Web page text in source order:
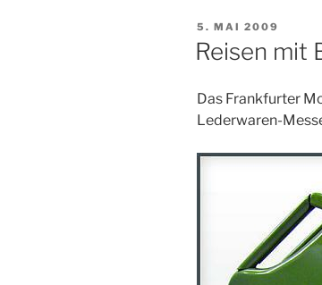
VERÖFFENTLICHT
AM
5. MAI 2009
Reisen mit
Das Frankfurter
Lederwaren-